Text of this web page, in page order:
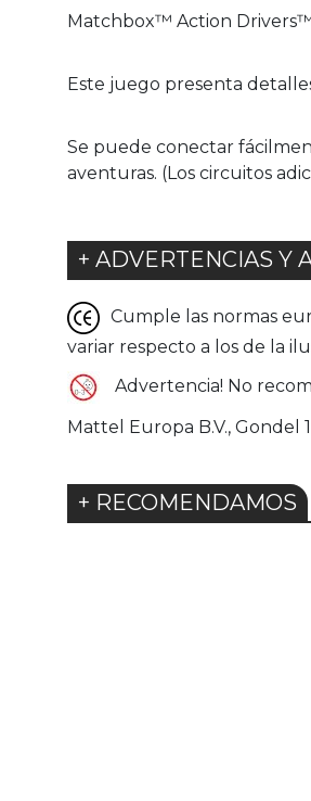
Matchbox™ Action
Este juego presenta
Se puede conectar
aventuras. (Los circuitos
+ ADVERTENCIAS Y
Cumple las normas
variar respecto a los de la
Advertencia! No
Mattel Europa B.V., Gondel
+ RECOMENDAMOS